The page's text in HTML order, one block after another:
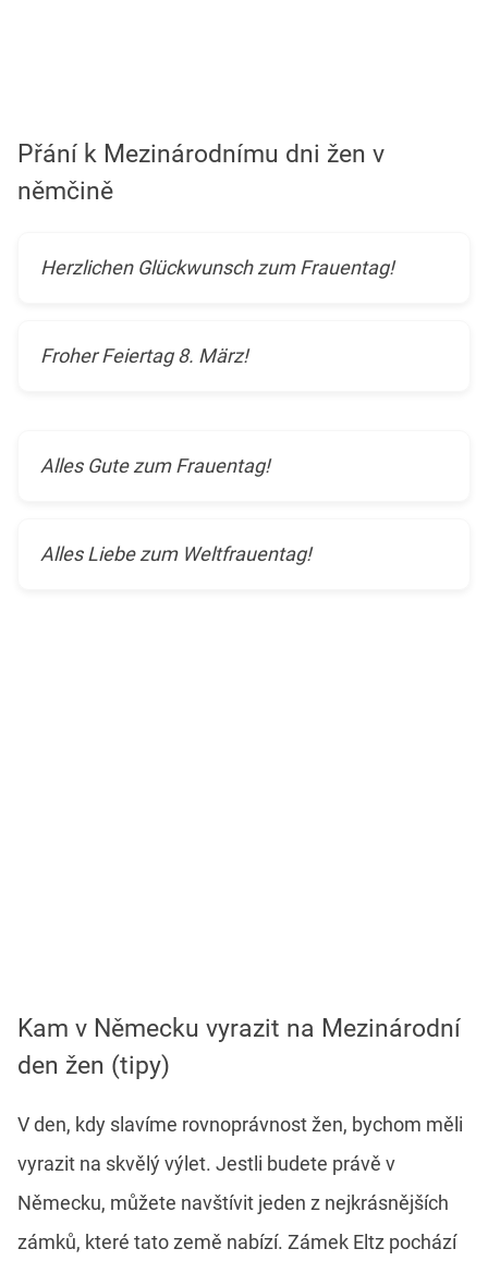
Přání k Mezinárodnímu dni žen v
němčině
Herzlichen Glückwunsch zum Frauentag!
Froher Feiertag 8. März!
Alles Gute zum Frauentag!
Alles Liebe zum Weltfrauentag!
Kam v Německu vyrazit na Mezinárodní
den žen (tipy)
V den, kdy slavíme rovnoprávnost žen, bychom měli
vyrazit na skvělý výlet. Jestli budete právě v
Německu, můžete navštívit jeden z nejkrásnějších
zámků, které tato země nabízí. Zámek Eltz pochází